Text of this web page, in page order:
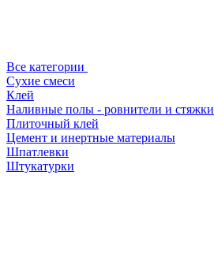
Все категории
Сухие смеси
Клей
Наливные полы - ровнители и стяжки
Плиточный клей
Цемент и инертные материалы
Шпатлевки
Штукатурки